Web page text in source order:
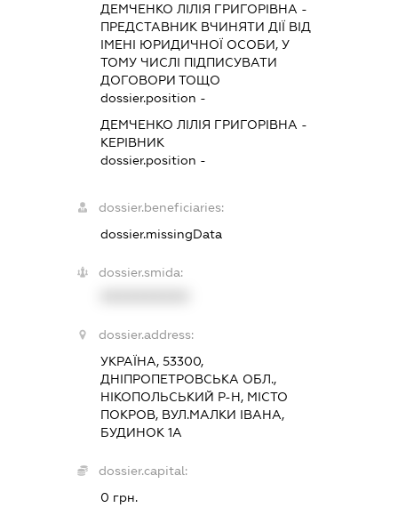
ДЕМЧЕНКО ЛІЛІЯ ГРИГОРІВНА -
ПРЕДСТАВНИК ВЧИНЯТИ ДІЇ ВІД
ІМЕНІ ЮРИДИЧНОЇ ОСОБИ, У
ТОМУ ЧИСЛІ ПІДПИСУВАТИ
ДОГОВОРИ ТОЩО
dossier.position -
ДЕМЧЕНКО ЛІЛІЯ ГРИГОРІВНА -
КЕРІВНИК
dossier.position -
dossier.beneficiaries:
dossier.missingData
dossier.smida:
dossier.address:
УКРАЇНА, 53300,
ДНІПРОПЕТРОВСЬКА ОБЛ.,
НІКОПОЛЬСЬКИЙ Р-Н, МІСТО
ПОКРОВ, ВУЛ.МАЛКИ ІВАНА,
БУДИНОК 1А
dossier.capital:
0 грн.